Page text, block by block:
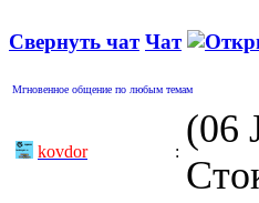
Свернуть чат Чат
Мгновенное общение по любым темам
kovdor :
(06